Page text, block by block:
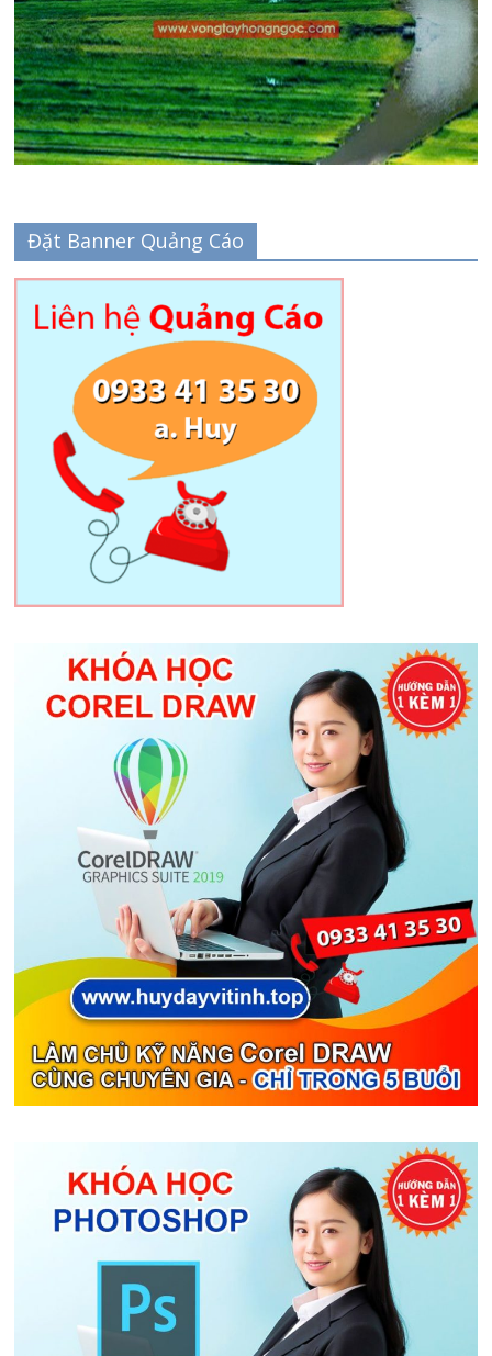
Đặt Banner Quảng Cáo